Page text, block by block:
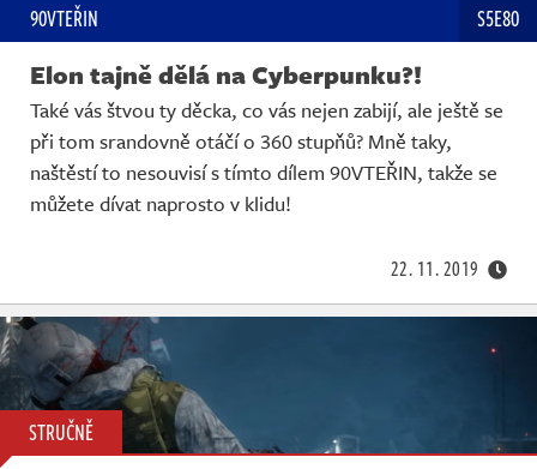
Databáze
Komunita
Redakce
Živě
90VTEŘIN S5E80
Elon tajně dělá na Cyberpunku?!
Také vás štvou ty děcka, co vás nejen zabijí, ale ještě se
při tom srandovně otáčí o 360 stupňů? Mně taky,
naštěstí to nesouvisí s tímto dílem 90VTEŘIN, takže se
můžete dívat naprosto v klidu!
22. 11. 2019
STRUČNĚ